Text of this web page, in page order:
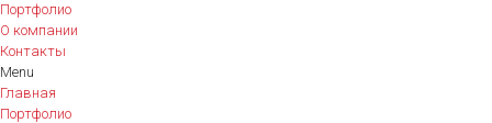
Портфолио
О компании
Контакты
Menu
Главная
Портфолио